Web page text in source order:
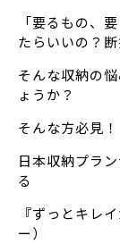
「要るもの、
たらいいの？断
そんな収納の
ょうか？
そんな方必見！
日本収納プラ
る
『ずっとキレ
ー）